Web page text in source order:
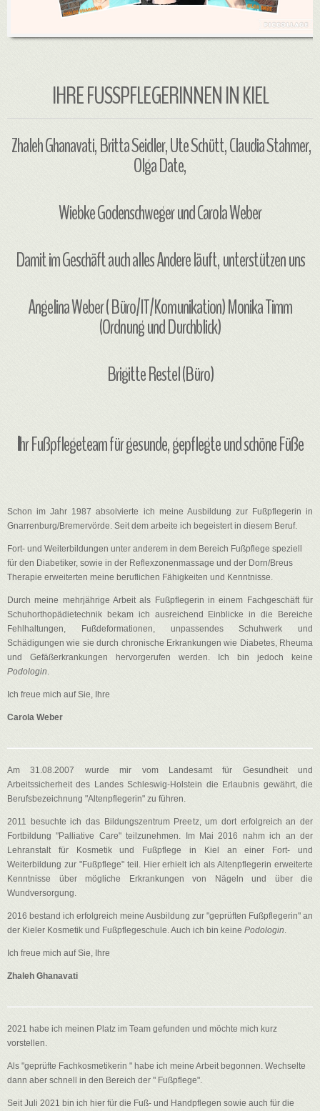
IHRE FUSSPFLEGERINNEN IN KIEL
Zhaleh Ghanavati, Britta Seidler, Ute Schütt, Claudia Stahmer,
Olga Date,
Wiebke Godenschweger und Carola Weber
Damit im Geschäft auch alles Andere läuft, unterstützen uns
Angelina Weber ( Büro/IT/Komunikation) Monika Timm
(Ordnung und Durchblick)
Brigitte Restel (Büro)
Ihr Fußpflegeteam für gesunde, gepflegte und schöne Füße
Schon im Jahr 1987 absolvierte ich meine Ausbildung zur Fußpflegerin in
Gnarrenburg/Bremervörde. Seit dem arbeite ich begeistert in diesem Beruf.
Fort- und Weiterbildungen unter anderem in dem Bereich Fußpflege speziell
für den Diabetiker, sowie in der Reflexzonenmassage und der Dorn/Breus
Therapie erweiterten meine beruflichen Fähigkeiten und Kenntnisse.
Durch meine mehrjährige Arbeit als Fußpflegerin in einem Fachgeschäft für
Schuhorthopädietechnik bekam ich ausreichend Einblicke in die Bereiche
Fehlhaltungen, Fußdeformationen, unpassendes Schuhwerk und
Schädigungen wie sie durch chronische Erkrankungen wie Diabetes, Rheuma
und Gefäßerkrankungen hervorgerufen werden. Ich bin jedoch keine
Podologin.
Ich freue mich auf Sie, Ihre
Carola Weber
Am 31.08.2007 wurde mir vom Landesamt für Gesundheit und
Arbeitssicherheit des Landes Schleswig-Holstein die Erlaubnis gewährt, die
Berufsbezeichnung "Altenpflegerin" zu führen.
2011 besuchte ich das Bildungszentrum Preetz, um dort erfolgreich an der
Fortbildung "Palliative Care" teilzunehmen. Im Mai 2016 nahm ich an der
Lehranstalt für Kosmetik und Fußpflege in Kiel an einer Fort- und
Weiterbildung zur "Fußpflege" teil. Hier erhielt ich als Altenpflegerin erweiterte
Kenntnisse über mögliche Erkrankungen von Nägeln und über die
Wundversorgung.
2016 bestand ich erfolgreich meine Ausbildung zur "geprüften Fußpflegerin" an
der Kieler Kosmetik und Fußpflegeschule. Auch ich bin keine Podologin.
Ich freue mich auf Sie, Ihre
Zhaleh Ghanavati
2021 habe ich meinen Platz im Team gefunden und möchte mich kurz
vorstellen.
Als "geprüfte Fachkosmetikerin " habe ich meine Arbeit begonnen. Wechselte
dann aber schnell in den Bereich der " Fußpflege".
Seit Juli 2021 bin ich hier für die Fuß- und Handpflegen sowie auch für die